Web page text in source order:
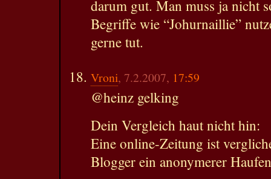
darum gut. Man muss ja nicht
Begriffe wie “Johurnaillie”
gerne tut.
Vroni, 7.2.2007, 17:59
@heinz gelking
Dein Vergleich haut nicht hin:
Eine online-Zeitung ist
Blogger ein anonymerer